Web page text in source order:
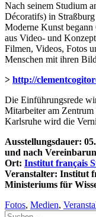
Nach seinem Studium
Décoratifs) in
Moderne Kunst
aus Video- und
Filmen, Videos, Fotos
Menschen mit ihren
> http://
Die Einführungsrede
Mitarbeiter am
Karlsruhe wird die
Ausstellungsdauer:
und nach
Ort: Institut français
Veranstalter: Institut
Ministeriums für
Fotos, Medien,